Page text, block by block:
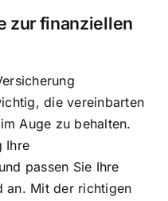
zur finanziellen
die vereinbarten
Auge zu behalten.
Ihre
passen Sie Ihre
an. Mit der richtigen